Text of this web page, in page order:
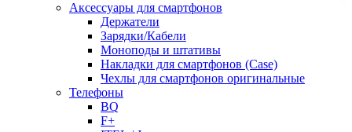
Аксессуары для смартфонов
Держатели
Зарядки/Кабели
Моноподы и штативы
Накладки для смартфонов (Case)
Чехлы для смартфонов оригинальные
Телефоны
BQ
F+